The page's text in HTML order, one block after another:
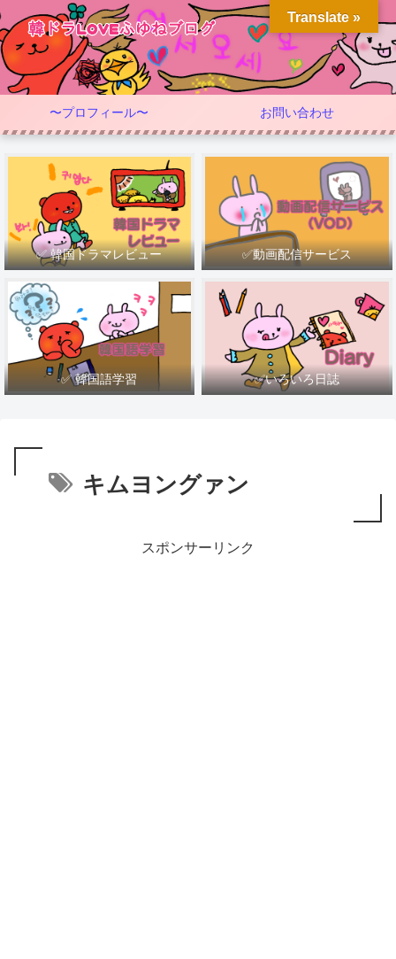
〜プロフィール〜 お問い合わせ
✅ 韓国ドラマレビュー ✅動画配信サービス
✅ 韓国語学習 ✅いろいろ日誌
キムヨングァン
スポンサーリンク
Translate »